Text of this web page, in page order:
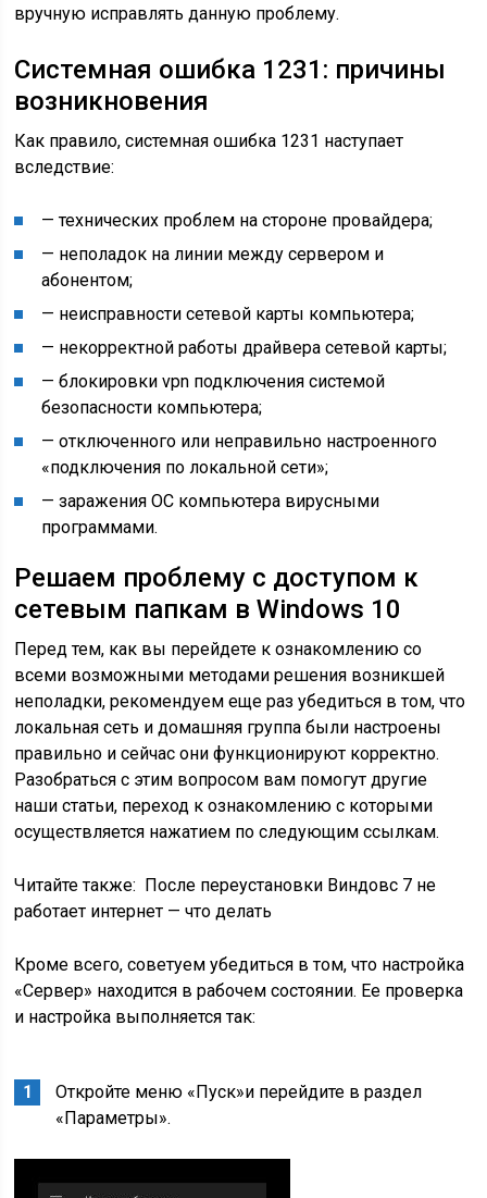
вручную исправлять данную проблему.
Системная ошибка 1231: причины
возникновения
Как правило, системная ошибка 1231 наступает
вследствие:
— технических проблем на стороне провайдера;
— неполадок на линии между сервером и
абонентом;
— неисправности сетевой карты компьютера;
— некорректной работы драйвера сетевой карты;
— блокировки vpn подключения системой
безопасности компьютера;
— отключенного или неправильно настроенного
«подключения по локальной сети»;
— заражения ОС компьютера вирусными
программами.
Решаем проблему с доступом к
сетевым папкам в Windows 10
Перед тем, как вы перейдете к ознакомлению со
всеми возможными методами решения возникшей
неполадки, рекомендуем еще раз убедиться в том, что
локальная сеть и домашняя группа были настроены
правильно и сейчас они функционируют корректно.
Разобраться с этим вопросом вам помогут другие
наши статьи, переход к ознакомлению с которыми
осуществляется нажатием по следующим ссылкам.
Читайте также: После переустановки Виндовс 7 не
работает интернет — что делать
Кроме всего, советуем убедиться в том, что настройка
«Сервер» находится в рабочем состоянии. Ее проверка
и настройка выполняется так:
Откройте меню «Пуск»и перейдите в раздел
«Параметры».